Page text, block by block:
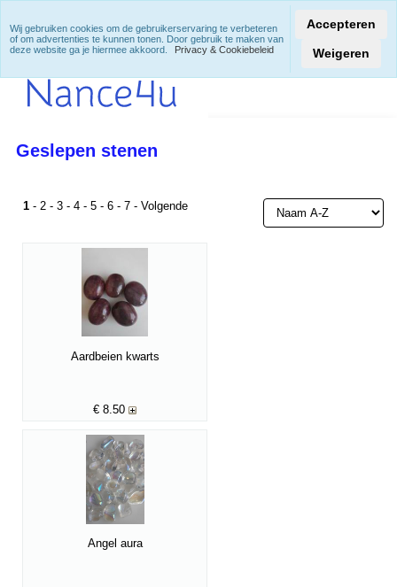
Geslepen stenen
1 - 2 - 3 - 4 - 5 - 6 - 7 - Volgende
Aardbeien kwarts
€ 8.50
Angel aura
Wij gebruiken cookies om de gebruikerservaring te verbeteren
of om advertenties te kunnen tonen. Door gebruik te maken van
deze website ga je hiermee akkoord.
Privacy & Cookiebeleid
Accepteren
Weigeren